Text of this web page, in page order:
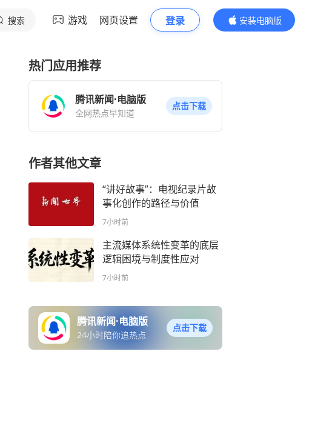
搜索 游戏 网页设置 登录
安装电脑版
内容更精彩
热门应用推荐
腾讯新闻·电脑版
全网热点早知道
点击下载
作者其他文章
“讲好故事”：电视纪录片故
事化创作的路径与价值
7小时前
主流媒体系统性变革的底层
逻辑困境与制度性应对
7小时前
腾讯新闻·电脑版
24小时陪你追热点
点击下载